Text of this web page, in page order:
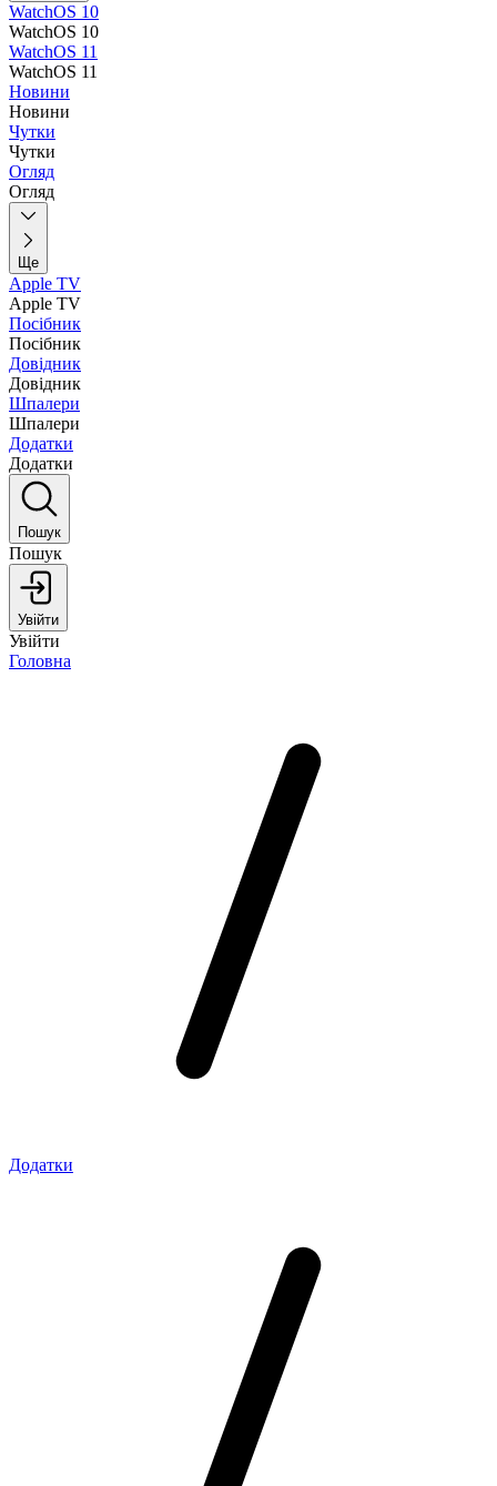
WatchOS 10
WatchOS 10
WatchOS 11
WatchOS 11
Новини
Новини
Чутки
Чутки
Огляд
Огляд
Ще
Apple TV
Apple TV
Посібник
Посібник
Довідник
Довідник
Шпалери
Шпалери
Додатки
Додатки
Пошук
Пошук
Увійти
Увійти
Головна
Додатки